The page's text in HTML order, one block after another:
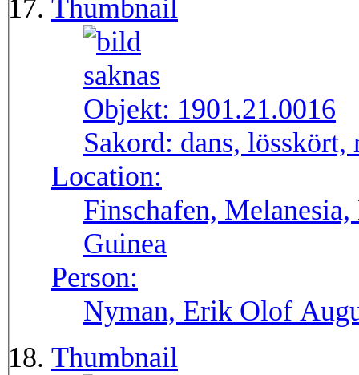
Thumbnail
Objekt: 1901.21.0016
Sakord: dans, lösskört,
Location:
Finschafen,
Guinea
Person:
Nyman, Erik Olof
Thumbnail